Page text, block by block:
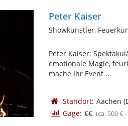
Peter Kaiser
Showkünstler,
Peter Kaiser:
emotionale Magie,
mache Ihr Event ...
Standort: Aachen
Gage: €€ (ca. 500 €